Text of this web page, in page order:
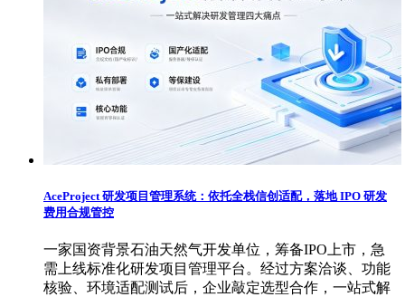
AceProject 研发项目管理系统：依托全栈信创适配，落地 IPO 研发
费用合规管控
一家国资背景石油天然气开发单位，筹备IPO上市，急
需上线标准化研发项目管理平台。经过方案洽谈、功能
核验、环境适配测试后，企业敲定选型合作，一站式解